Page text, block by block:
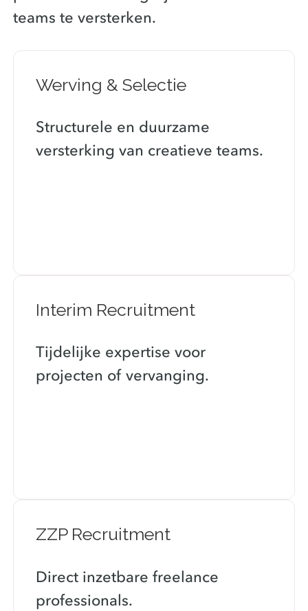
teams te versterken.
Werving & Selectie
Structurele en duurzame
versterking van creatieve teams.
Interim Recruitment
Tijdelijke expertise voor
projecten of vervanging.
ZZP Recruitment
Direct inzetbare freelance
professionals.